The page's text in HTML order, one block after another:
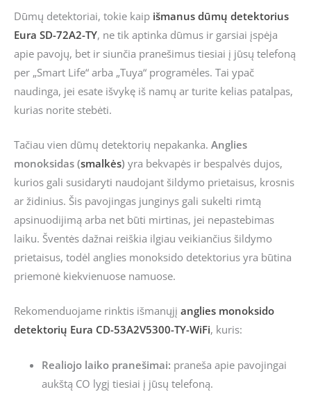
Dūmų detektoriai, tokie kaip išmanus dūmų detektorius
Eura SD-72A2-TY, ne tik aptinka dūmus ir garsiai įspėja
apie pavojų, bet ir siunčia pranešimus tiesiai į jūsų telefoną
per „Smart Life“ arba „Tuya“ programėles. Tai ypač
naudinga, jei esate išvykę iš namų ar turite kelias patalpas,
kurias norite stebėti.
Tačiau vien dūmų detektorių nepakanka. Anglies
monoksidas (smalkės) yra bekvapės ir bespalvės dujos,
kurios gali susidaryti naudojant šildymo prietaisus, krosnis
ar židinius. Šis pavojingas junginys gali sukelti rimtą
apsinuodijimą arba net būti mirtinas, jei nepastebimas
laiku. Šventės dažnai reiškia ilgiau veikiančius šildymo
prietaisus, todėl anglies monoksido detektorius yra būtina
priemonė kiekvienuose namuose.
Rekomenduojame rinktis išmanųjį anglies monoksido
detektorių Eura CD-53A2V5300-TY-WiFi, kuris:
Realiojo laiko pranešimai: praneša apie pavojingai
aukštą CO lygį tiesiai į jūsų telefoną.